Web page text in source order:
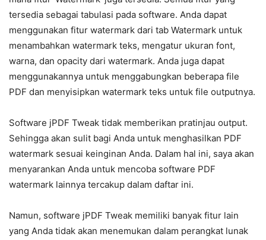
tersedia sebagai tabulasi pada software. Anda dapat
menggunakan fitur watermark dari tab Watermark untuk
menambahkan watermark teks, mengatur ukuran font,
warna, dan opacity dari watermark. Anda juga dapat
menggunakannya untuk menggabungkan beberapa file
PDF dan menyisipkan watermark teks untuk file outputnya.
Software jPDF Tweak tidak memberikan pratinjau output.
Sehingga akan sulit bagi Anda untuk menghasilkan PDF
watermark sesuai keinginan Anda. Dalam hal ini, saya akan
menyarankan Anda untuk mencoba software PDF
watermark lainnya tercakup dalam daftar ini.
Namun, software jPDF Tweak memiliki banyak fitur lain
yang Anda tidak akan menemukan dalam perangkat lunak